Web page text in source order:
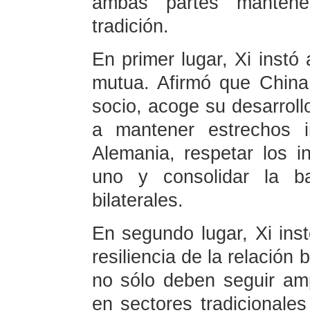
tradición.
En primer lugar, Xi instó
mutua. Afirmó que
socio, acoge su
a mantener estrechos
Alemania, respetar los
uno y consolidar la
bilaterales.
En segundo lugar, Xi
resiliencia de la relación
no sólo deben seguir
en sectores